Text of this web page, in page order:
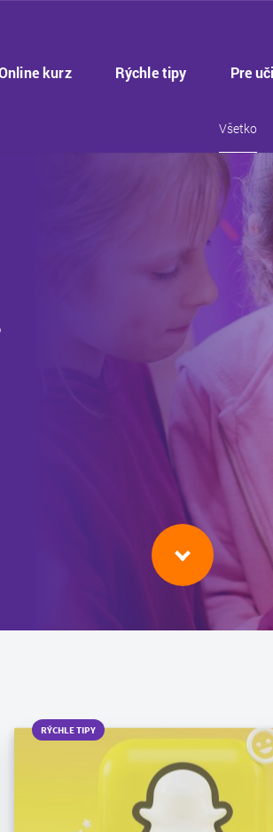
kurz Rýchle tipy Pre
Všetko
RÝCHLE TIPY